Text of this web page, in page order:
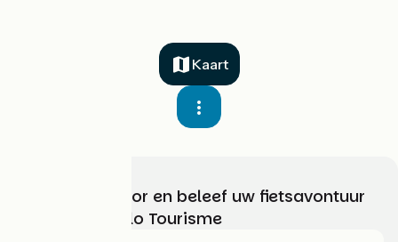
Kaart
Kies, bereid voor en beleef uw fietsavontuur
met France Vélo Tourisme